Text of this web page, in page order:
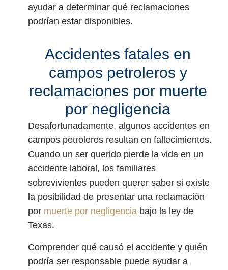
ayudar a determinar qué reclamaciones
podrían estar disponibles.
Accidentes fatales en
campos petroleros y
reclamaciones por muerte
por negligencia
Desafortunadamente, algunos accidentes en
campos petroleros resultan en fallecimientos.
Cuando un ser querido pierde la vida en un
accidente laboral, los familiares
sobrevivientes pueden querer saber si existe
la posibilidad de presentar una reclamación
por muerte por negligencia bajo la ley de
Texas.
Comprender qué causó el accidente y quién
podría ser responsable puede ayudar a